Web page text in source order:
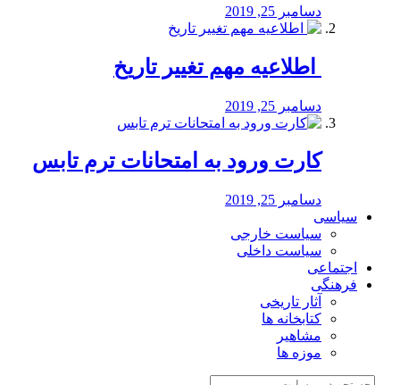
دسامبر 25, 2019
️ اطلاعیه مهم تغییر تاریخ
دسامبر 25, 2019
کارت ورود به امتحانات ترم تابس
دسامبر 25, 2019
سیاسی
سیاست خارجی
سیاست داخلی
اجتماعی
فرهنگی
آثار تاریخی
کتابخانه ها
مشاهیر
موزه ها